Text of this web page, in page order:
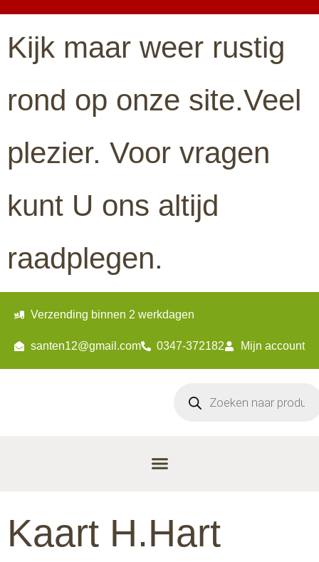
Kijk maar weer rustig
rond op onze site.Veel
plezier. Voor vragen
kunt U ons altijd
raadplegen.
Verzending binnen 2 werkdagen
santen12@gmail.com 0347-372182 Mijn account
Kaart H.Hart